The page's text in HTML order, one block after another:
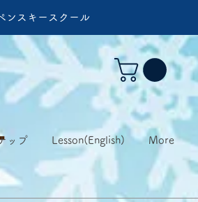
ンスキースクール
ップ Lesson(English) More